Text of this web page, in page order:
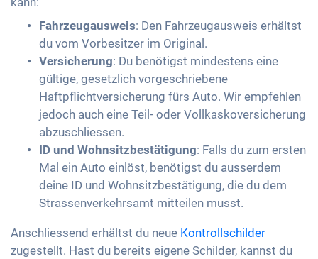
Fahrzeugausweis: Den Fahrzeugausweis erhältst
du vom Vorbesitzer im Original.
Versicherung: Du benötigst mindestens eine
gültige, gesetzlich vorgeschriebene
Haftpflichtversicherung fürs Auto. Wir empfehlen
jedoch auch eine Teil- oder Vollkaskoversicherung
abzuschliessen.
ID und Wohnsitzbestätigung: Falls du zum ersten
Mal ein Auto einlöst, benötigst du ausserdem
deine ID und Wohnsitzbestätigung, die du dem
Strassenverkehrsamt mitteilen musst.
Anschliessend erhältst du neue Kontrollschilder
zugestellt. Hast du bereits eigene Schilder, kannst du